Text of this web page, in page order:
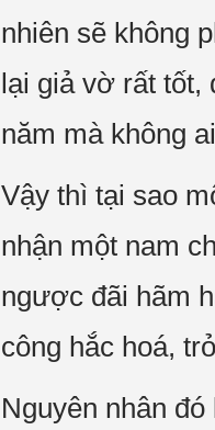
nhiên sẽ không
lại giả vờ rất tốt,
năm mà không
Vậy thì tại sao
nhận một nam
ngược đãi hãm
công hắc hoá,
Nguyên nhân